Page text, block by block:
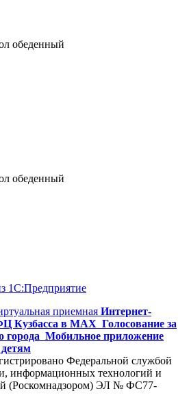
обеденный
обеденный
1С:Предприятие
Интернет-
Кузбасса в MAX Голосование за
города Мобильное приложение
Федеральной службой
информационных технологий и
(Роскомнадзором) ЭЛ № ФС77-